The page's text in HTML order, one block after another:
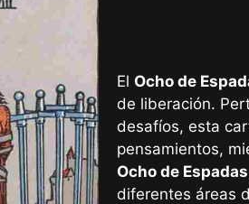
El Ocho de
de liberación.
desafíos, esta
pensamientos,
Ocho de Espadas
diferentes áreas